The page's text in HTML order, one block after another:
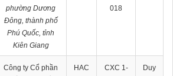
phường Dương
Đông, thành phố
Phú Quốc, tỉnh
Kiên Giang
018
Công ty Cổ phần
HAC
CXC 1-
Duy